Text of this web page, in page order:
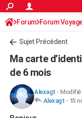
ACTUALITÉS
Politique
Société
Faits Divers
Education
Monde
Villes
+
Programme TV
TNTStreaming
Cinéma
Sorties cinéma
Musique
FINANCE
Retraite
Impôts
Epargne
Immobilier
Risques naturels par
Banque
Assurance
Crédit
AUTO
Essais
Réserver un essai
Citadines
Berlines
SUV
Forum auto
HIGH-TECH
Forum Forum
Sujet Précédent
Ma carte
de 6 mois
Alexagt - Modifié
Alexagt - 15